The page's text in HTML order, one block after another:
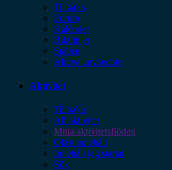
Tillbaka
Forum
Kalender
Riktlinjer
Staben
Aktiva användare
Aktivitet
Tillbaka
All aktivitet
Mina aktivitetsflöden
Oläst innehåll
Innehåll jag startat
Sök